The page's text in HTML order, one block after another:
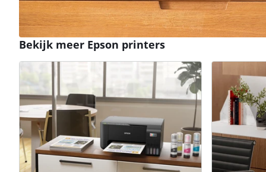
Bekijk meer Epson printers